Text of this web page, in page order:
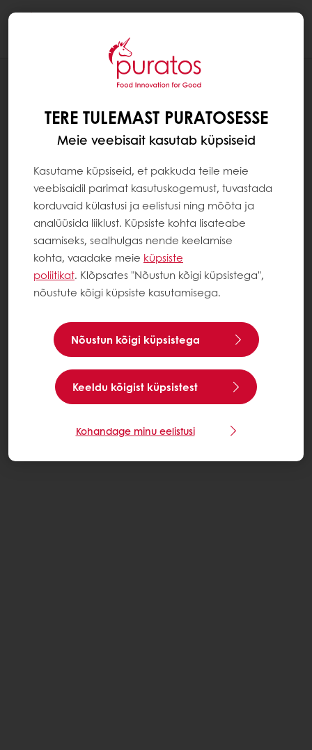
SÜSTEEMI LEHEKÜLJED
TERE TULEMAST PURATOSESSE
Meie veebisait kasutab küpsiseid
Kasutame küpsiseid, et pakkuda teile meie
veebisaidil parimat kasutuskogemust, tuvastada
korduvaid külastusi ja eelistusi ning mõõta ja
analüüsida liiklust. Küpsiste kohta lisateabe
saamiseks, sealhulgas nende keelamise
kohta, vaadake meie küpsiste
poliitikat. Klõpsates "Nõustun kõigi küpsistega",
nõustute kõigi küpsiste kasutamisega.
Nõustun kõigi küpsistega
Keeldu kõigist küpsistest
Kohandage minu eelistusi